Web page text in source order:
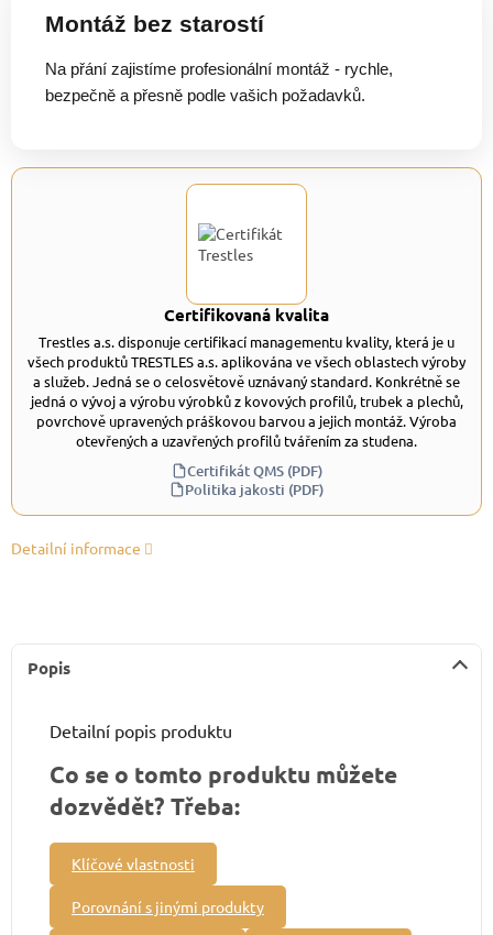
Montáž bez starostí
Na přání zajistíme profesionální montáž - rychle,
bezpečně a přesně podle vašich požadavků.
Certifikovaná kvalita
Trestles a.s. disponuje certifikací managementu kvality, která je u
všech produktů TRESTLES a.s. aplikována ve všech oblastech výroby
a služeb. Jedná se o celosvětově uznávaný standard. Konkrétně se
jedná o vývoj a výrobu výrobků z kovových profilů, trubek a plechů,
povrchově upravených práškovou barvou a jejich montáž. Výroba
otevřených a uzavřených profilů tvářením za studena.
Certifikát QMS (PDF)
Politika jakosti (PDF)
Detailní informace
Popis
Detailní popis produktu
Co se o tomto produktu můžete
dozvědět? Třeba:
Klíčové vlastnosti
Porovnání s jinými produkty